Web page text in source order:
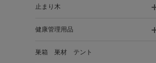
止まり木
健康管理用品
巣箱 巣材 テント